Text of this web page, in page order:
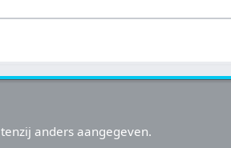
tenzij anders aangegeven.